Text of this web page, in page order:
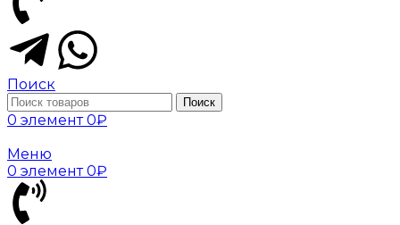
Поиск
Поиск
0 элемент 0₽
Меню
0 элемент 0₽